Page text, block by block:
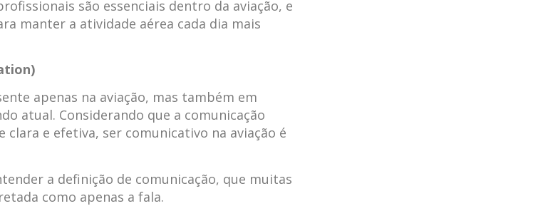
são essenciais dentro da aviação, e
manter a atividade aérea cada dia mais
apenas na aviação, mas também em
atual. Considerando que a comunicação
e efetiva, ser comunicativo na aviação é
a definição de comunicação, que muitas
como apenas a fala.